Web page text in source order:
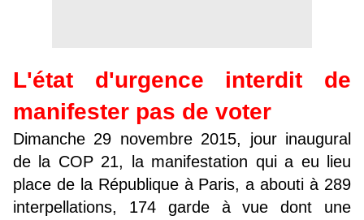
L'état d'urgence interdit de
manifester pas de voter
Dimanche 29 novembre 2015, jour inaugural
de la COP 21, la manifestation qui a eu lieu
place de la République à Paris, a abouti à 289
interpellations, 174 garde à vue dont une